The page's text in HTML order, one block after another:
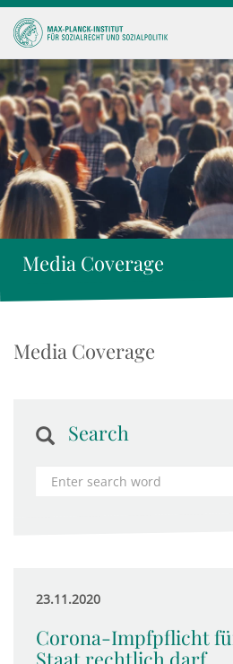
Media Coverage
Media Coverage
Search
23.11.2020
Corona-Impfpflicht
Staat rechtlich darf